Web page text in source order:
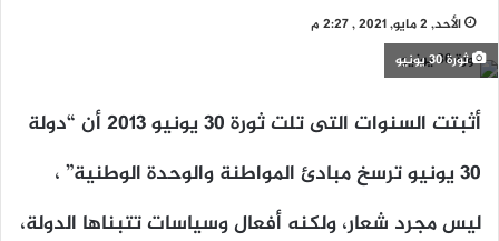
الأحد, 2 مايو, 2021 , 2:27 م
ثورة 30 يونيو
أثبتت السنوات التى تلت ثورة 30 يونيو 2013 أن “دولة
30 يونيو ترسخ مبادئ المواطنة والوحدة الوطنية” ،
ليس مجرد شعار، ولكنه أفعال وسياسات تتبناها الدولة،